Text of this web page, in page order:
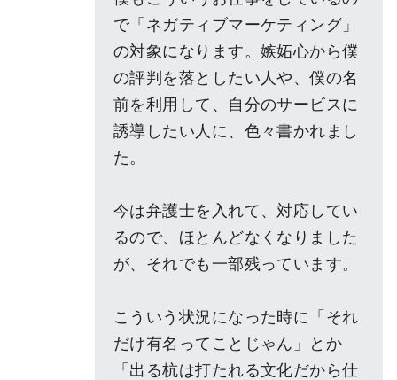
で「ネガティブマーケティング」
の対象になります。嫉妬心から僕
の評判を落としたい人や、僕の名
前を利用して、自分のサービスに
誘導したい人に、色々書かれまし
た。
今は弁護士を入れて、対応してい
るので、ほとんどなくなりました
が、それでも一部残っています。
こういう状況になった時に「それ
だけ有名ってことじゃん」とか
「出る杭は打たれる文化だから仕